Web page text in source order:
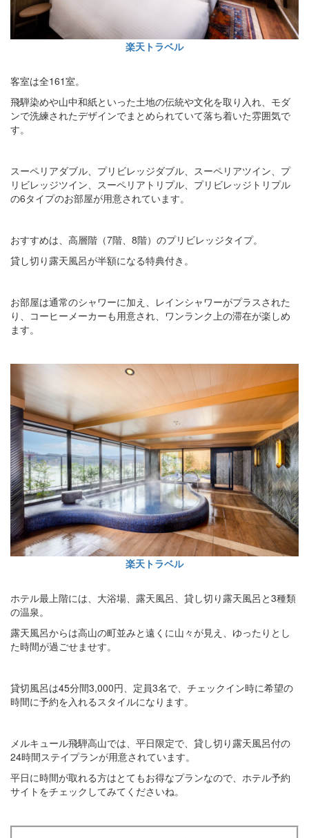
楽天トラベル
客室は全161室。
飛騨染めや山中和紙といった土地の伝統や文化を取り入れ、モダ
ンで洗練されたデザインでまとめられていて落ち着いた雰囲気で
す。
スーペリアダブル、プリビレッジダブル、スーペリアツイン、プ
リビレッジツイン、スーペリアトリプル、プリビレッジトリプル
の6タイプのお部屋が用意されています。
おすすめは、高層階（7階、8階）のプリビレッジタイプ。
貸し切り露天風呂が半額になる特典付き。
お部屋は通常のシャワーに加え、レインシャワーがプラスされた
り、コーヒーメーカーも用意され、ワンランク上の滞在が楽しめ
ます。
楽天トラベル
ホテル最上階には、大浴場、露天風呂、貸し切り露天風呂と3種類
の温泉。
露天風呂からは高山の町並みと遠くに山々が見え、ゆったりとし
た時間が過ごせませす。
貸切風呂は45分間3,000円、定員3名で、チェックイン時に希望の
時間に予約を入れるスタイルになります。
メルキュール飛騨高山では、平日限定で、貸し切り露天風呂付の
24時間ステイプランが用意されています。
平日に時間が取れる方はとてもお得なプランなので、ホテル予約
サイトをチェックしてみてくださいね。